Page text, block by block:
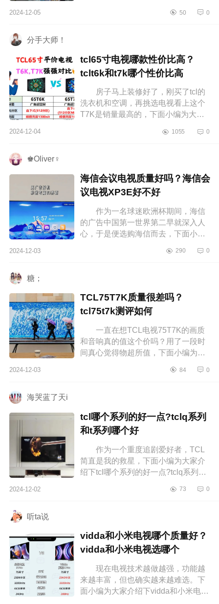
海信55R7K艺术电视怎样 海信艺
2024-12-05 50 0
分手大师！
tcl65寸电视哪款性价比高？
tclt6k和t7k哪个性价比高
房子马上装修好了，刚买了tcl的
洗衣机和空调，再挑选电视看上这个
T7K是销量最高的，下面小编为大家
tclt6k和t7k哪个性价比高 tcl65寸...
2024-12-04 1055 0
♚Oliver♀
海信会议电视质量好吗？海信会
议电视XP3E好不好
作为一名球迷欧洲杯期间，海信
的广告中国第一世界第二早就深入人
心，于是便选购海信而去，下面小编
吗？海信会议电视XP3E好不好 海
2024-12-03 290 0
糖；
TCL75T7K质量很差吗？
tcl75t7k测评如何
一直在想TCL电视75T7K的画质
和音响真的值这个价吗？用了一段时
间真心觉得物超所值，下面小编为大
tcl75t7k测评如何 TCL75T7K质量
2024-12-03 84 0
海哭蓝了天i
tcl哪个系列的好一点?tclq系列
和t系列哪个好
作为一个重度追剧爱好者，TCL
简直是我的救星，下面小编为大家介
绍下tcl哪个系列的好一点?tclq系列和t
点 tclq系列和t系列哪个好 ...
2024-12-02 73 0
听ta说
vidda和小米电视哪个质量好？
vidda和小米电视选哪个
现在电视技术越做越强，功能越
来越丰富，但也确实越来越难选。下
面小编为大家介绍下vidda和小米电视